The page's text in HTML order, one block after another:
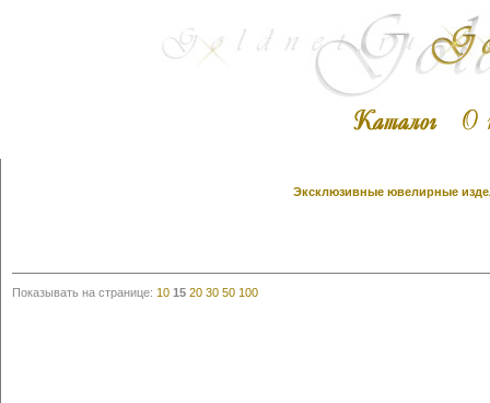
Эксклюзивные ювелирные
Показывать на странице: 10 15 20 30 50 100